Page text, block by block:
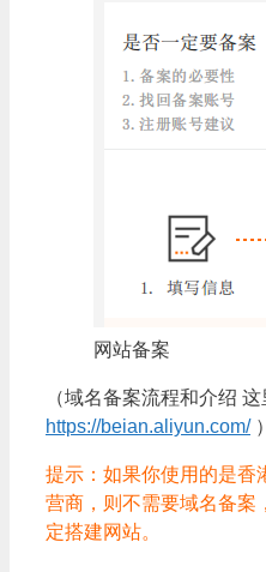
网站备案
（域名备案流程和介绍
https://beian.aliyun.com/）
提示：如果你使用的是香
营商，则不需要域名备案
定搭建网站。